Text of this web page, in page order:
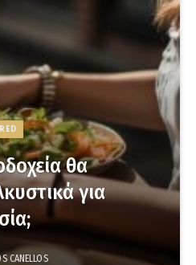
θα
για
CANELLOS